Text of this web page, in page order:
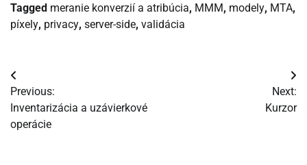
Tagged meranie konverzií a atribúcia, MMM, modely, MTA,
píxely, privacy, server-side, validácia
Navigácia
v
článku
Previous:
Inventarizácia a uzávierkové
operácie
Next:
Kurzor